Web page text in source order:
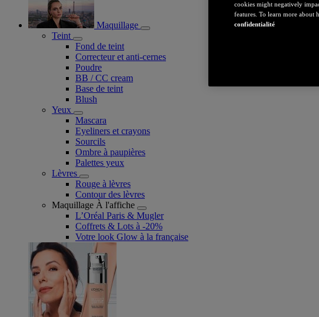
Maquillage
Teint
Fond de teint
Correcteur et anti-cernes
Poudre
BB / CC cream
Base de teint
Blush
Yeux
Mascara
Eyeliners et crayons
Sourcils
Ombre à paupières
Palettes yeux
Lèvres
Rouge à lèvres
Contour des lèvres
Maquillage À l'affiche
L’Oréal Paris & Mugler
Coffrets & Lots à -20%
Votre look Glow à la française
cookies might negatively
features. To learn more about
confidentialité